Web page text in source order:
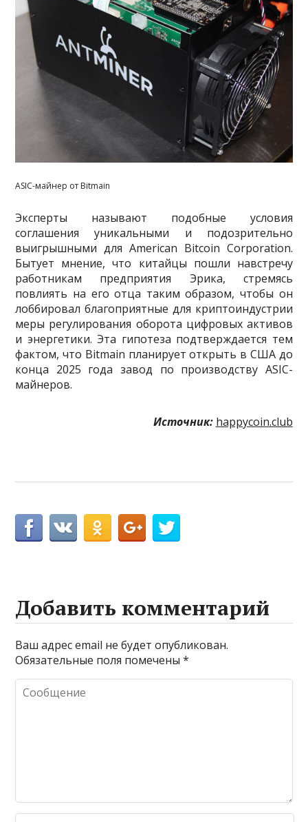
ASIC-майнер от Bitmain
Эксперты называют подобные условия
соглашения уникальными и подозрительно
выигрышными для American Bitcoin Corporation.
Бытует мнение, что китайцы пошли навстречу
работникам предприятия Эрика, стремясь
повлиять на его отца таким образом, чтобы он
лоббировал благоприятные для криптоиндустрии
меры регулирования оборота цифровых активов
и энергетики. Эта гипотеза подтверждается тем
фактом, что Bitmain планирует открыть в США до
конца 2025 года завод по производству ASIC-
майнеров.
Источник: happycoin.club
Добавить комментарий
Ваш адрес email не будет опубликован.
Обязательные поля помечены*